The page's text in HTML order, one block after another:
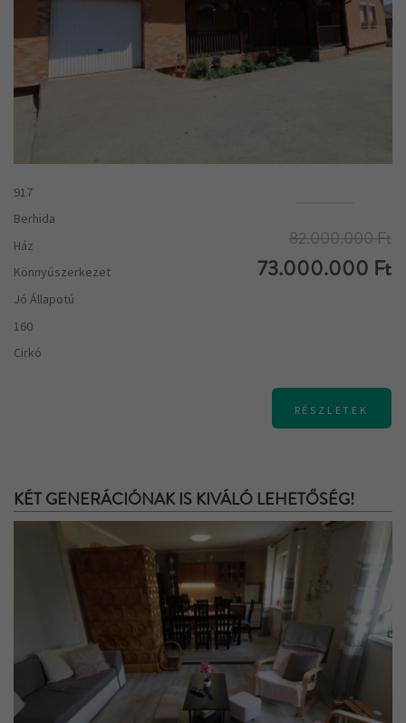
917
Berhida
Ház
Könnyűszerkezet
Jó Állapotú
160
Cirkó
82.000.000 Ft
73.000.000 Ft
RÉSZLETEK
KÉT GENERÁCIÓNAK IS KIVÁLÓ LEHETŐSÉG!